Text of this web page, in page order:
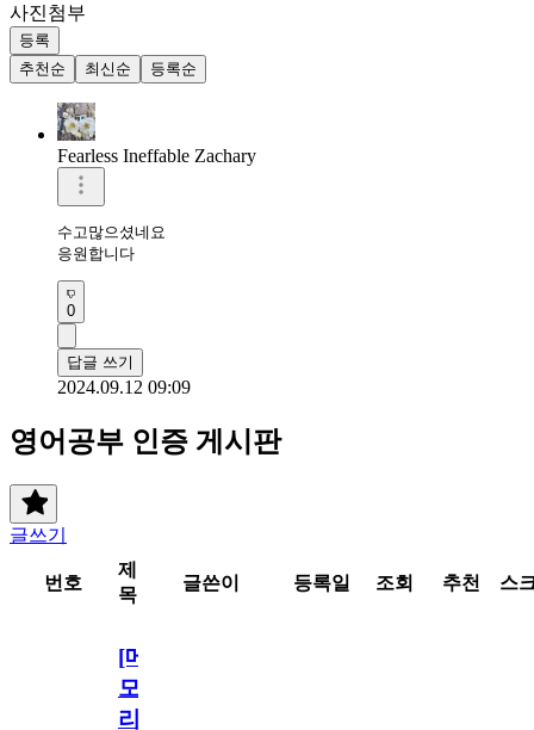
사진첨부
등록
추천순
최신순 등록순
Fearless Ineffable Zachary
수고많으셨네요
응원합니다
0
답글 쓰기
2024.09.12 09:09
영어공부 인증 게시판
글쓰기
번호
제
목
글쓴이 등록일 조회 추천 스
[메
모
리